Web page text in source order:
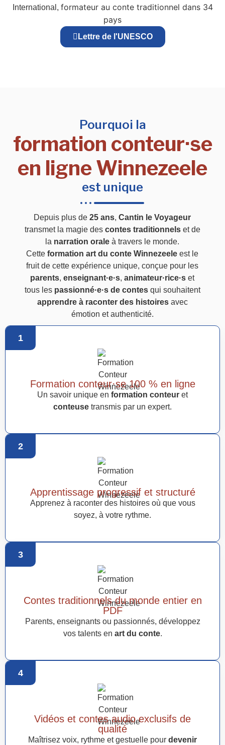
International, formateur au conte traditionnel dans 34
pays
Lettre de l'UNESCO
Pourquoi la
formation conteur·se
en ligne Winnezeele
est unique
Depuis plus de25 ans,Cantin le Voyageur
transmet la magie des contes traditionnelset de
la narration orale à travers le monde.
Cetteformation art du conte Winnezeele est le
fruit de cette expérience unique, conçue pour les
parents,enseignant·e·s,animateur·rice·s et
tous les passionné·e·s de contesqui souhaitent
apprendre à raconter des histoiresavec
émotion et authenticité.
1
Formation conteur·se 100 % en ligne
Un savoir unique en formation conteur et
conteuse transmis par un expert.
2
Apprentissage progressif et structuré
Apprenez à raconter des histoires où que vous
soyez, à votre rythme.
3
Contes traditionnels du monde entier en
PDF
Parents, enseignants ou passionnés, développez
vos talents en art du conte.
4
Vidéos et contes audio exclusifs de
qualité
Maîtrisez voix, rythme et gestuelle pour devenir